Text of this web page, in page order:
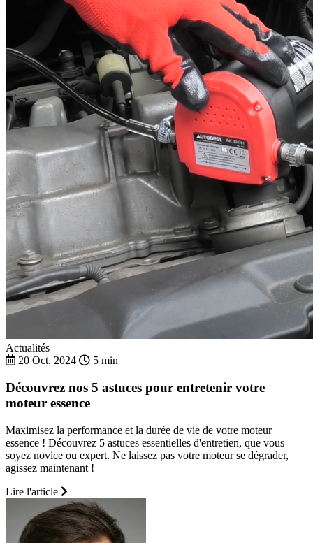
Actualités
20 Oct. 2024
5 min
Découvrez nos 5 astuces pour entretenir votre
moteur essence
Maximisez la performance et la durée de vie de votre moteur
essence ! Découvrez 5 astuces essentielles d'entretien, que vous
soyez novice ou expert. Ne laissez pas votre moteur se dégrader,
agissez maintenant !
Lire l'article